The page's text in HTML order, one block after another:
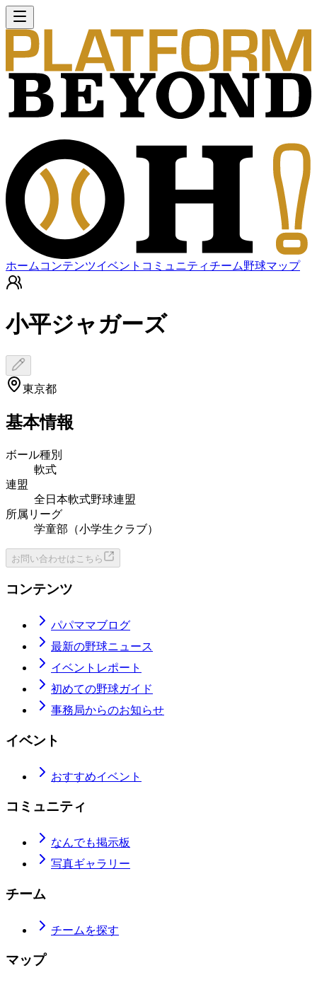
ホーム コンテンツイベント コミュニティチーム野球マップ
小平ジャガーズ
東京都
基本情報
ボール種別
軟式
連盟
全日本軟式野球連盟
所属リーグ
学童部（小学生クラブ）
お問い合わせはこちら
コンテンツ
パパママブログ
最新の野球ニュース
イベントレポート
初めての野球ガイド
事務局からのお知らせ
イベント
おすすめイベント
コミュニティ
なんでも掲示板
写真ギャラリー
チーム
チームを探す
マップ